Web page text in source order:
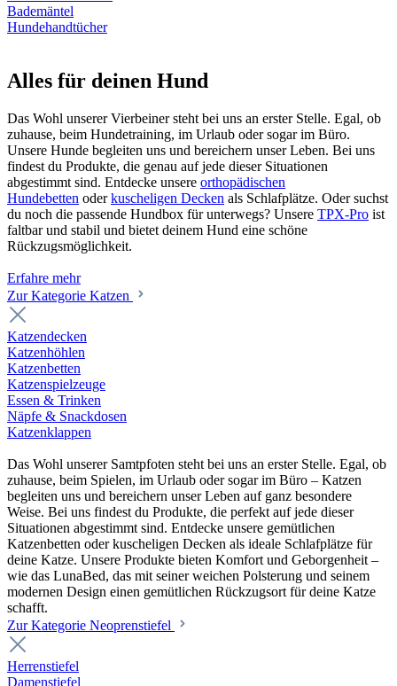
Bademäntel
Hundehandtücher
Alles für deinen Hund
Das Wohl unserer Vierbeiner steht bei uns an erster Stelle. Egal, ob
zuhause, beim Hundetraining, im Urlaub oder sogar im Büro.
Unsere Hunde begleiten uns und bereichern unser Leben. Bei uns
findest du Produkte, die genau auf jede dieser Situationen
abgestimmt sind. Entdecke unsere orthopädischen
Hundebetten oderkuscheligen Decken als Schlafplätze. Oder suchst
du noch die passende Hundbox für unterwegs? Unsere TPX-Pro ist
faltbar und stabil und bietet deinem Hund eine schöne
Rückzugsmöglichkeit.
Erfahre mehr
Zur Kategorie Katzen
Katzendecken
Katzenhöhlen
Katzenbetten
Katzenspielzeuge
Essen & Trinken
Näpfe & Snackdosen
Katzenklappen
Das Wohl unserer Samtpfoten steht bei uns an erster Stelle. Egal, ob
zuhause, beim Spielen, im Urlaub oder sogar im Büro – Katzen
begleiten uns und bereichern unser Leben auf ganz besondere
Weise. Bei uns findest du Produkte, die perfekt auf jede dieser
Situationen abgestimmt sind. Entdecke unsere gemütlichen
Katzenbetten oder kuscheligen Decken als ideale Schlafplätze für
deine Katze. Unsere Produkte bieten Komfort und Geborgenheit –
wie das LunaBed, das mit seiner weichen Polsterung und seinem
modernen Design einen gemütlichen Rückzugsort für deine Katze
schafft.
Zur Kategorie Neoprenstiefel
Herrenstiefel
Damenstiefel